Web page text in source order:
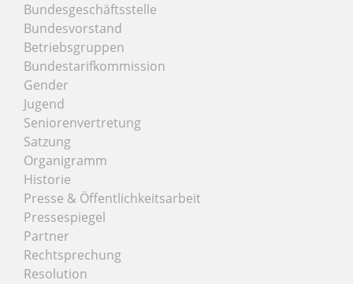
Bundesgeschäftsstelle
Bundesvorstand
Betriebsgruppen
Bundestarifkommission
Gender
Jugend
Seniorenvertretung
Satzung
Organigramm
Historie
Presse & Öffentlichkeitsarbeit
Pressespiegel
Partner
Rechtsprechung
Resolution